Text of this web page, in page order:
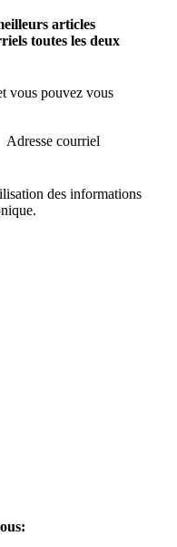
articles
toutes les deux
vous pouvez vous
Adresse courriel
des informations